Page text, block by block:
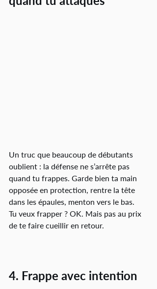
Un truc que beaucoup de débutants
oublient : la défense ne s’arrête pas
quand tu frappes. Garde bien ta main
opposée en protection, rentre la tête
dans les épaules, menton vers le bas.
Tu veux frapper ? OK. Mais pas au prix
de te faire cueillir en retour.
4. Frappe avec intention